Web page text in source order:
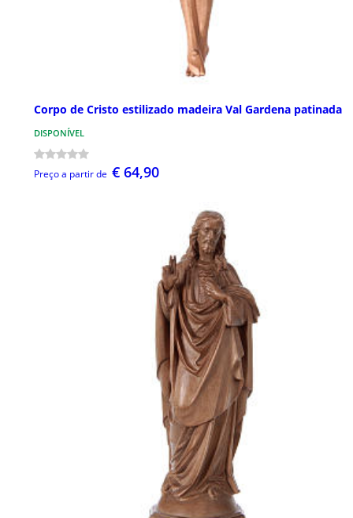
Corpo de Cristo estilizado madeira Val Gardena patinada
DISPONÍVEL
Preço a partir de € 64,90